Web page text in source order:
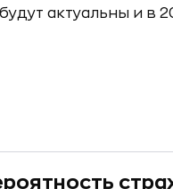
актуальны и в